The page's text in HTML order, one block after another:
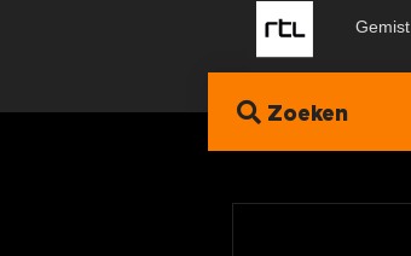
Gemist
Zoeken